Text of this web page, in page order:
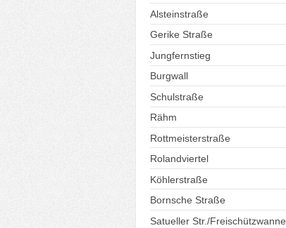
Alsteinstraße
Gerike Straße
Jungfernstieg
Burgwall
Schulstraße
Rähm
Rottmeisterstraße
Rolandviertel
Köhlerstraße
Bornsche Straße
Satueller Str./Freischützwanne